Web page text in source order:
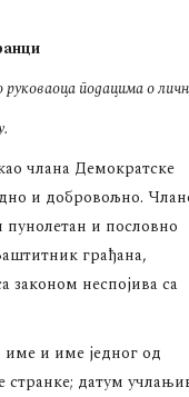
подацима о
члана Демократске
и добровољно.
и пословно
грађана,
законом неспојива са
име и име једног од
странке; датум